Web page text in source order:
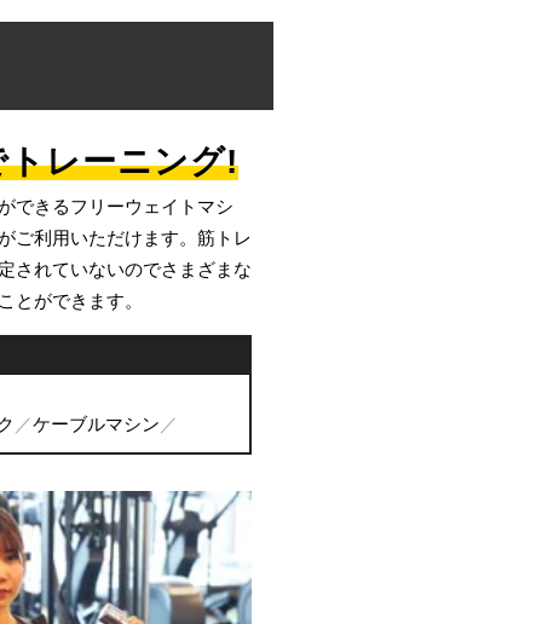
トレーニング!
できるフリーウェイトマシ
ご利用いただけます。筋トレ
されていないのでさまざまな
とができます。
ケーブルマシン